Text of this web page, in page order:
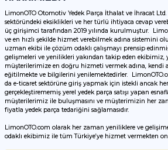
LimonOTO Otomotiv Yedek Parça İthalat ve İhracat Ltd.
sektöründeki eksiklikleri ve her türlü ihtiyaca cevap
üç girişimci tarafından 2019 yılında kurulmuştur.
ve en hızlı şekilde hizmet verebilmek adına sistemini
uzman ekibi ile çözüm odaklı çalışmayı prensip
gelişmeleri ve yenilikleri yakından takip eden ekibimiz,
müşterilerimize en doğru hizmeti vermek adına, kendi
eğitilmekte ve bilgilerini yenilemektedirler.
da e-ticaret sektörüne giriş yapmak için istekli ancak
gerçekleştirememiş yerel yedek parça satışı yapan
müşterilerimiz ile buluşmasını ve müşterimizin her
fiyatla yedek parça tedariğini sağlamasıdır.
LimonOTO.com olarak her zaman yeniliklere ve
odaklı ekibimiz ile tüm Türkiye’ye hizmet vermekten